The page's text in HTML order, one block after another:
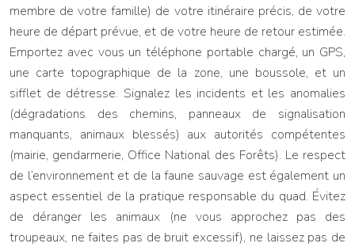
membre de votre famille) de votre itinéraire précis, de votre
heure de départ prévue, et de votre heure de retour estimée.
Emportez avec vous un téléphone portable chargé, un GPS,
une carte topographique de la zone, une boussole, et un
sifflet de détresse. Signalez les incidents et les anomalies
(dégradations des chemins, panneaux de signalisation
manquants, animaux blessés) aux autorités compétentes
(mairie, gendarmerie, Office National des Forêts). Le respect
de l’environnement et de la faune sauvage est également un
aspect essentiel de la pratique responsable du quad. Évitez
de déranger les animaux (ne vous approchez pas des
troupeaux, ne faites pas de bruit excessif), ne laissez pas de